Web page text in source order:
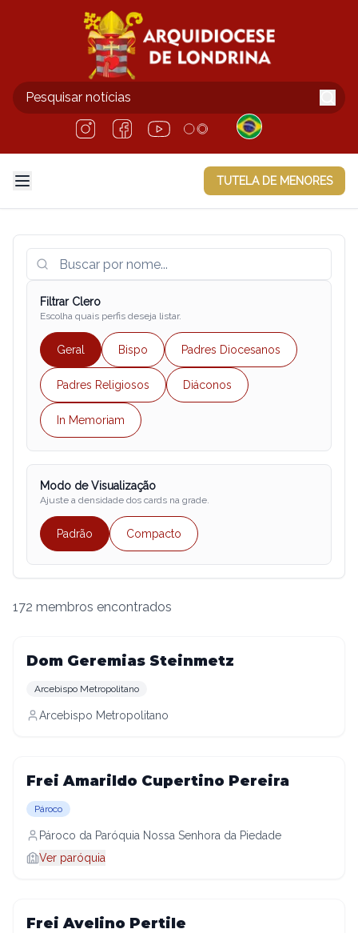
TUTELA DE MENORES
Filtrar Clero
Escolha quais perfis deseja listar.
Geral Bispo Padres Diocesanos
Padres Religiosos Diáconos
In Memoriam
Modo de Visualização
Ajuste a densidade dos cards na grade.
Padrão Compacto
172 membros encontrados
Dom Geremias Steinmetz
Arcebispo Metropolitano
Arcebispo Metropolitano
Frei Amarildo Cupertino Pereira
Pároco
Pároco da Paróquia Nossa Senhora da Piedade
Ver paróquia
Frei Avelino Pertile